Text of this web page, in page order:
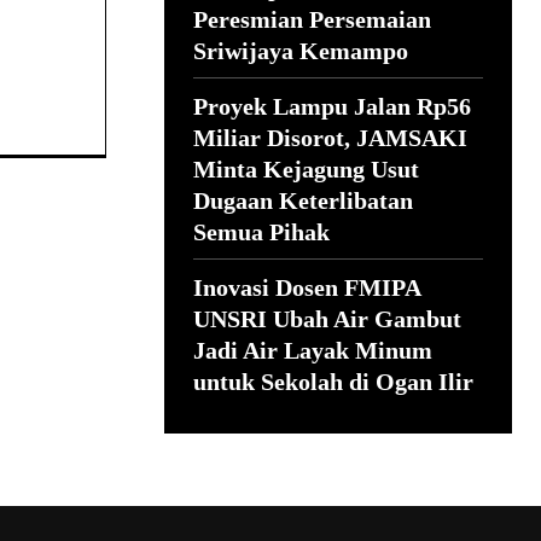
Peresmian Persemaian
Sriwijaya Kemampo
Proyek Lampu Jalan Rp56
Miliar Disorot, JAMSAKI
Minta Kejagung Usut
Dugaan Keterlibatan
Semua Pihak
Inovasi Dosen FMIPA
UNSRI Ubah Air Gambut
Jadi Air Layak Minum
untuk Sekolah di Ogan Ilir